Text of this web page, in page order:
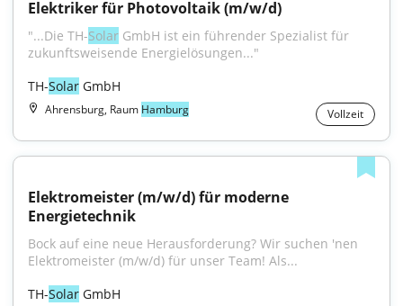
Elektriker für Photovoltaik (m/w/d)
"...Die TH-Solar GmbH ist ein führender Spezialist für
zukunftsweisende Energielösungen..."
TH-Solar GmbH
Ahrensburg, Raum Hamburg Vollzeit
Elektromeister (m/w/d) für moderne
Energietechnik
Bock auf eine neue Herausforderung? Wir suchen 'nen
Elektromeister (m/w/d) für unser Team! Als...
TH-Solar GmbH